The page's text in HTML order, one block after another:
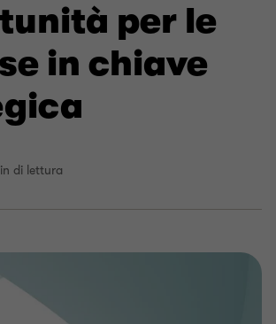
per le
in chiave
di lettura